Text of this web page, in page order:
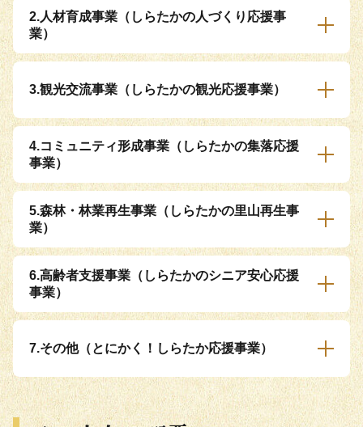
2.人材育成事業（しらたかの人づくり応援事
業）
3.観光交流事業（しらたかの観光応援事業）
4.コミュニティ形成事業（しらたかの集落応援
事業）
5.森林・林業再生事業（しらたかの里山再生事
業）
6.高齢者支援事業（しらたかのシニア安心応援
事業）
7.その他（とにかく！しらたか応援事業）